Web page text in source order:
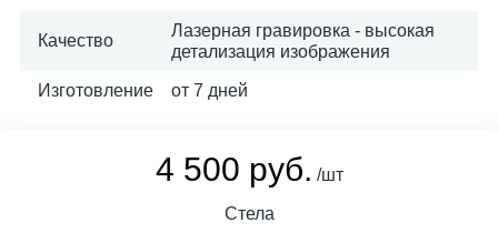
Качество
Лазерная гравировка - высокая
детализация изображения
Изготовление от 7 дней
4 500 руб. /шт
Стела